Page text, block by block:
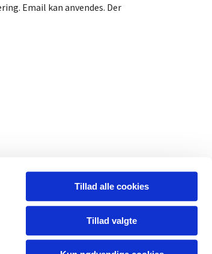
Tillad alle cookies
Tillad valgte
Email kan anvendes. Der